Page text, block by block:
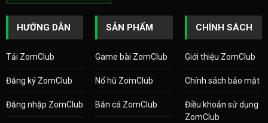
HƯỚNG DẪN
Tải ZomClub
Đăng ký ZomClub
Đăng nhập ZomClub
SẢN PHẨM
Game bài ZomClub
Nổ hũ ZomClub
Bắn cá ZomClub
CHÍNH SÁCH
Giới thiệu ZomClub
Chính sách bảo mật
Điều khoản sử dụng
ZomClub